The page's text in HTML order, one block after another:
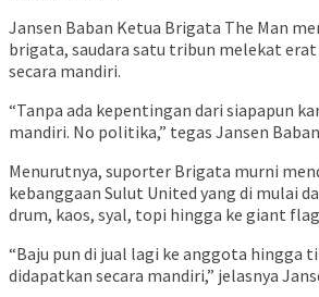
Jansen Baban Ketua Brigata The Man
brigata, saudara satu tribun melekat
secara mandiri.
“Tanpa ada kepentingan dari siapapun
mandiri. No politika,” tegas Jansen
Menurutnya, suporter Brigata murni
kebanggaan Sulut United yang di mulai
drum, kaos, syal, topi hingga ke giant
“Baju pun di jual lagi ke anggota hingga
didapatkan secara mandiri,” jelasnya